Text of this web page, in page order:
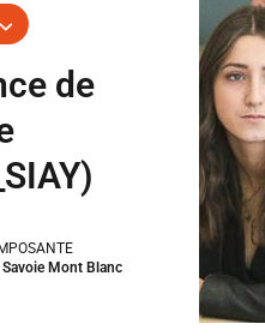
de
Savoie Mont Blanc